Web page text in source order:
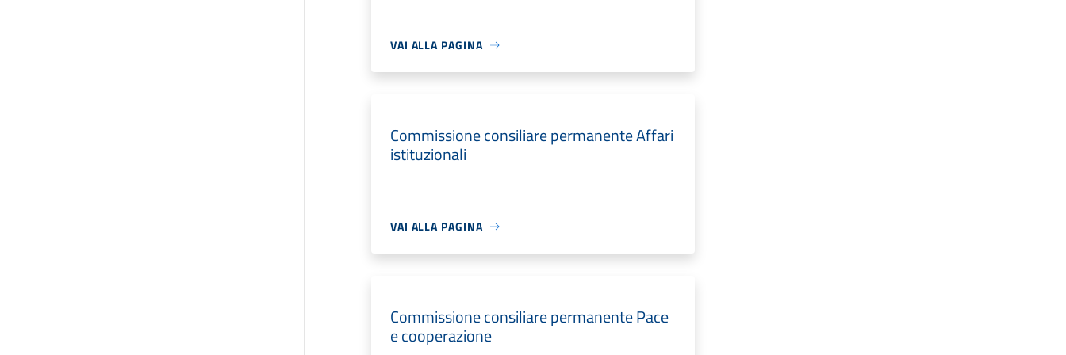
VAI ALLA PAGINA
Commissione consiliare permanente Affari
istituzionali
VAI ALLA PAGINA
Commissione consiliare permanente Pace
e cooperazione